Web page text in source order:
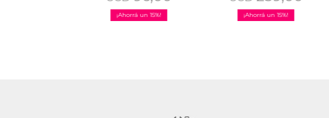
15 15